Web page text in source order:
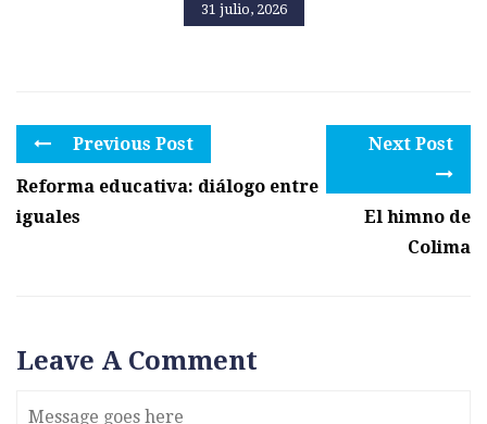
31 julio, 2026
Previous Post
Reforma educativa: diálogo entre
iguales
Next Post
El himno de
Colima
Leave A Comment